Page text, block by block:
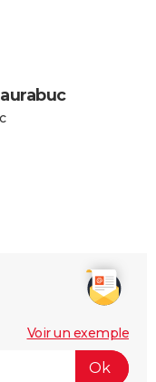
Voir un exemple